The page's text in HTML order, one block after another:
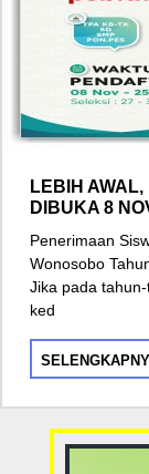
LEBIH
DIBUKA 8
Penerimaan
Wonosobo
Jika pada
ked